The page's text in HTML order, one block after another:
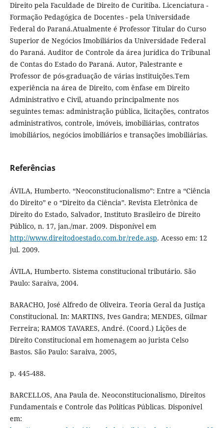
Direito pela Faculdade de Direito de Curitiba. Licenciatura -
Formação Pedagógica de Docentes - pela Universidade
Federal do Paraná.Atualmente é Professor Titular do Curso
Superior de Negócios Imobiliários da Universidade Federal
do Paraná. Auditor de Controle da área jurídica do Tribunal
de Contas do Estado do Paraná. Autor, Palestrante e
Professor de pós-graduação de várias instituições.Tem
experiência na área de Direito, com ênfase em Direito
Administrativo e Civil, atuando principalmente nos
seguintes temas: administração pública, licitações, contratos
administrativos, controle, imóveis, imobiliárias, contratos
imobiliários, negócios imobiliários e transações imobiliárias.
Referências
ÁVILA, Humberto. “Neoconstitucionalismo”: Entre a “Ciência
do Direito” e o “Direito da Ciência”. Revista Eletrônica de
Direito do Estado, Salvador, Instituto Brasileiro de Direito
Público, n. 17, jan./mar. 2009. Disponível em
http://www.direitodoestado.com.br/rede.asp. Acesso em: 12
jul. 2009.
ÁVILA, Humberto. Sistema constitucional tributário. São
Paulo: Saraiva, 2004.
BARACHO, José Alfredo de Oliveira. Teoria Geral da Justiça
Constitucional. In: MARTINS, Ives Gandra; MENDES, Gilmar
Ferreira; RAMOS TAVARES, André. (Coord.) Lições de
Direito Constitucional em homenagem ao jurista Celso
Bastos. São Paulo: Saraiva, 2005,
p. 445-488.
BARCELLOS, Ana Paula de. Neoconstitucionalismo, Direitos
Fundamentais e Controle das Políticas Públicas. Disponível
em: